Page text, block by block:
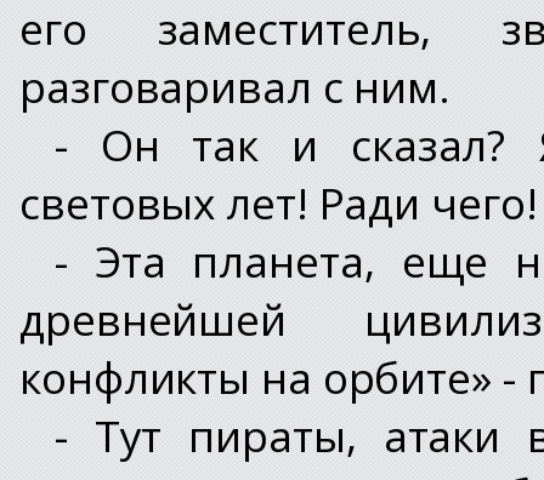
его заместитель,
разговаривал с ним.
- Он так и сказал?
световых лет! Ради
- Эта планета, еще
древнейшей
конфликты на орбите» -
- Тут пираты,